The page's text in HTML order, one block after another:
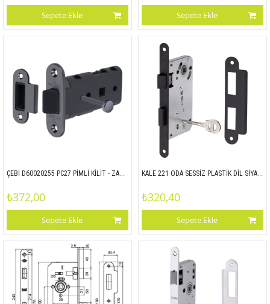
Sepete Ekle Sepete Ekle
ÇEBİ D60020255 PC27 PİMLİ KİLİT - ZAMAK ALIN
₺372,00
Sepete Ekle
KALE 221 ODA SESSİZ PLASTİK DİL SİYAH OVAL 18 MM 90x50 MP24 DİL-SÜRGÜ SİYAH
₺320,40
Sepete Ekle